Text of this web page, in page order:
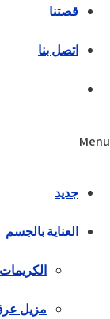
قصتنا
اتصل بنا
Menu
جديد
العناية بالجسم
الكريمات
مزيل